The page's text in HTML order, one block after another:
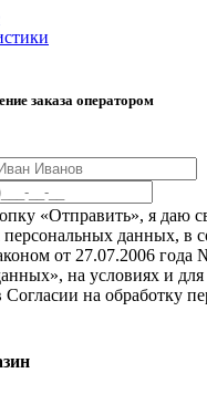
заказа оператором
«Отправить», я даю
данных, в
от 27.07.2006
на условиях и для
на обработку